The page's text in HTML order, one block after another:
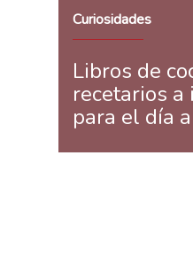
Curiosidades
Libros de
recetarios a
para el día